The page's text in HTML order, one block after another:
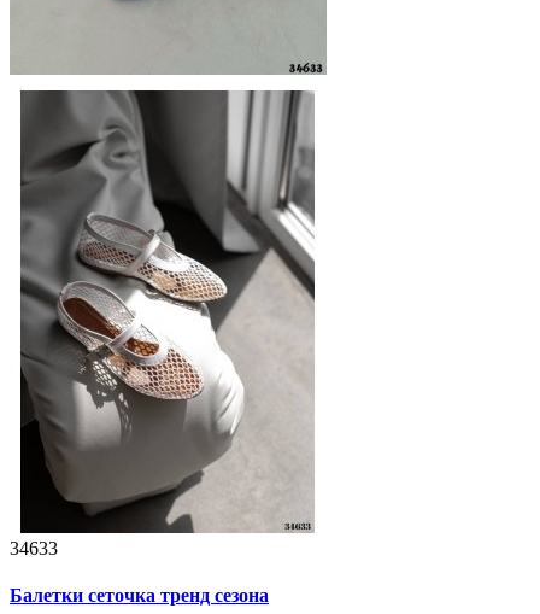
34633
Балетки сеточка тренд сезона